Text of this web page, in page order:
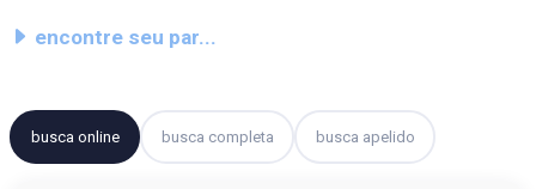
encontre seu par...
busca online busca completa busca apelido